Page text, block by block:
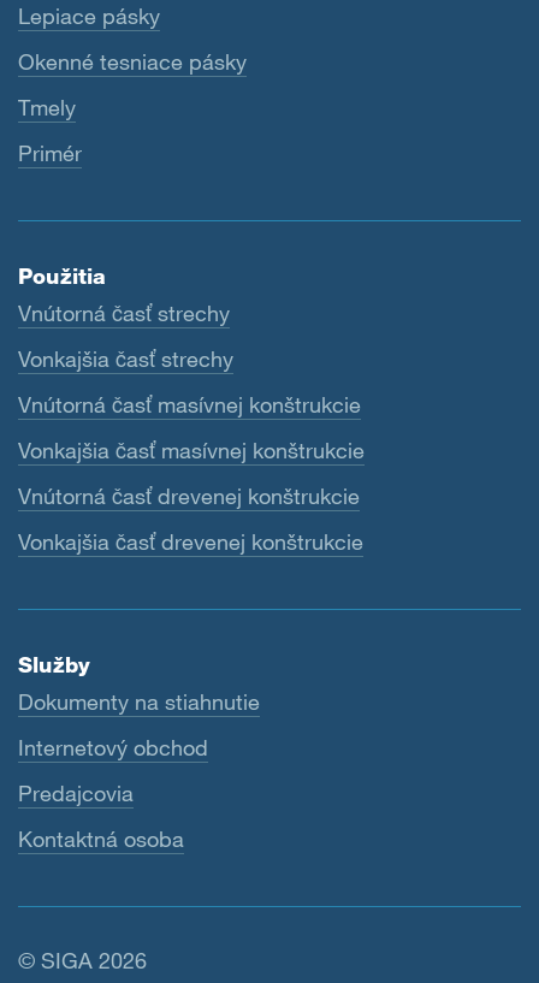
Lepiace pásky
Okenné tesniace pásky
Tmely
Primér
Použitia
Vnútorná časť strechy
Vonkajšia časť strechy
Vnútorná časť masívnej konštrukcie
Vonkajšia časť masívnej konštrukcie
Vnútorná časť drevenej konštrukcie
Vonkajšia časť drevenej konštrukcie
Služby
Dokumenty na stiahnutie
Internetový obchod
Predajcovia
Kontaktná osoba
© SIGA 2026